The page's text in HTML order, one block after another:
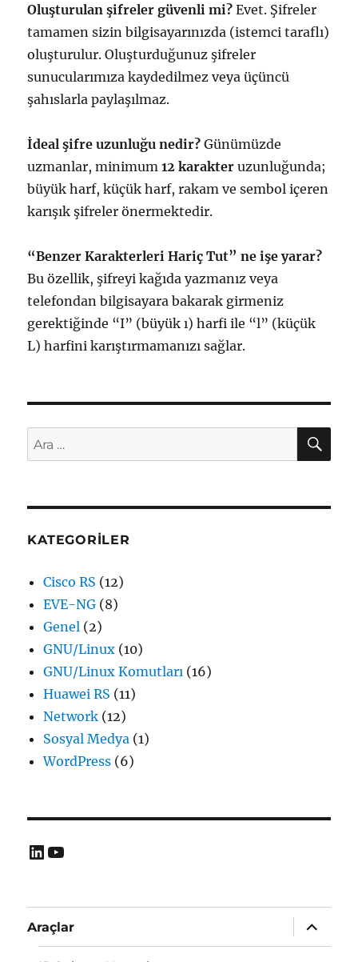
Oluşturulan şifreler güvenli mi? Evet. Şifreler
tamamen sizin bilgisayarınızda (istemci taraflı)
oluşturulur. Oluşturduğunuz şifreler
sunucularımıza kaydedilmez veya üçüncü
şahıslarla paylaşılmaz.
İdeal şifre uzunluğu nedir? Günümüzde
uzmanlar, minimum12 karakter uzunluğunda;
büyük harf, küçük harf, rakam ve sembol içeren
karışık şifreler önermektedir.
“Benzer Karakterleri Hariç Tut” ne işe yarar?
Bu özellik, şifreyi kağıda yazmanız veya
telefondan bilgisayara bakarak girmeniz
gerektiğinde “I” (büyük ı) harfi ile “l” (küçük
L) harfini karıştırmamanızı sağlar.
Ara:
KATEGORILER
Cisco RS (12)
EVE-NG (8)
Genel (2)
GNU/Linux (10)
GNU/Linux Komutları (16)
Huawei RS (11)
Network (12)
Sosyal Medya (1)
WordPress (6)
LinkedIn
YouTube
Araçlar
Alt
menüyü
genişlet